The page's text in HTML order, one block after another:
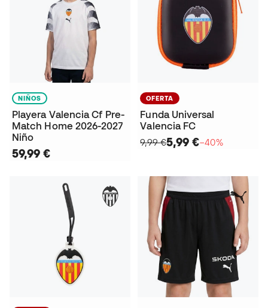
NIÑOS
Playera Valencia Cf Pre-
Match Home 2026-2027
Niño
59,99 €
OFERTA
Funda Universal
Valencia FC
9,99 €5,99 €−40%